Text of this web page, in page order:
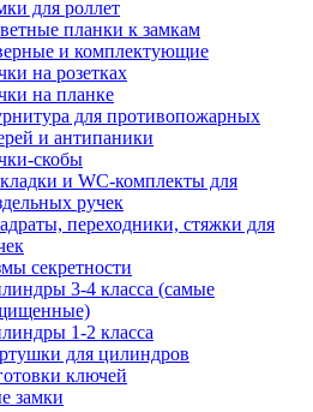
для роллет
планки к замкам
и комплектующие
на розетках
на планке
для противопожарных
и антипаники
скобы
и WC-комплекты для
ручек
переходники, стяжки для
секретности
3-4 класса (самые
1-2 класса
для цилиндров
ключей
замки